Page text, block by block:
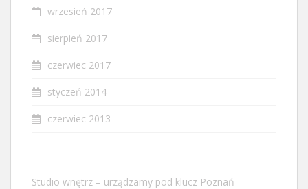
wrzesień 2017
sierpień 2017
czerwiec 2017
styczeń 2014
czerwiec 2013
Studio wnętrz – urządzamy pod klucz Poznań